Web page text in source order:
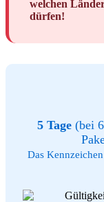
welchen
dürfen!
5 Tage (bei
Das